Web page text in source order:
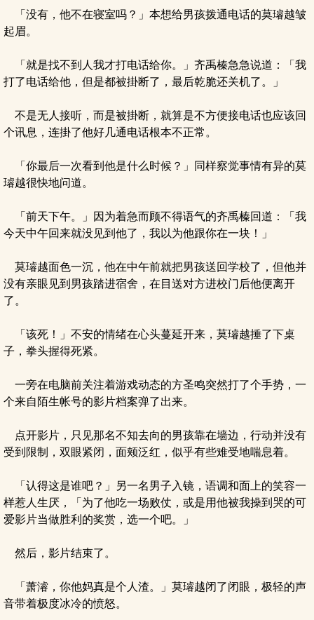
「没有，他不在寝室吗？」本想给男孩拨通电话的莫璿越皱
起眉。
「就是找不到人我才打电话给你。」齐禹榛急急说道：「我
打了电话给他，但是都被掛断了，最后乾脆还关机了。」
不是无人接听，而是被掛断，就算是不方便接电话也应该回
个讯息，连掛了他好几通电话根本不正常。
「你最后一次看到他是什么时候？」同样察觉事情有异的莫
璿越很快地问道。
「前天下午。」因为着急而顾不得语气的齐禹榛回道：「我
今天中午回来就没见到他了，我以为他跟你在一块！」
莫璿越面色一沉，他在中午前就把男孩送回学校了，但他并
没有亲眼见到男孩踏进宿舍，在目送对方进校门后他便离开
了。
「该死！」不安的情绪在心头蔓延开来，莫璿越捶了下桌
子，拳头握得死紧。
一旁在电脑前关注着游戏动态的方圣鸣突然打了个手势，一
个来自陌生帐号的影片档案弹了出来。
点开影片，只见那名不知去向的男孩靠在墙边，行动并没有
受到限制，双眼紧闭，面颊泛红，似乎有些难受地喘息着。
「认得这是谁吧？」另一名男子入镜，语调和面上的笑容一
样惹人生厌，「为了他吃一场败仗，或是用他被我操到哭的可
爱影片当做胜利的奖赏，选一个吧。」
然后，影片结束了。
「萧濬，你他妈真是个人渣。」莫璿越闭了闭眼，极轻的声
音带着极度冰冷的愤怒。